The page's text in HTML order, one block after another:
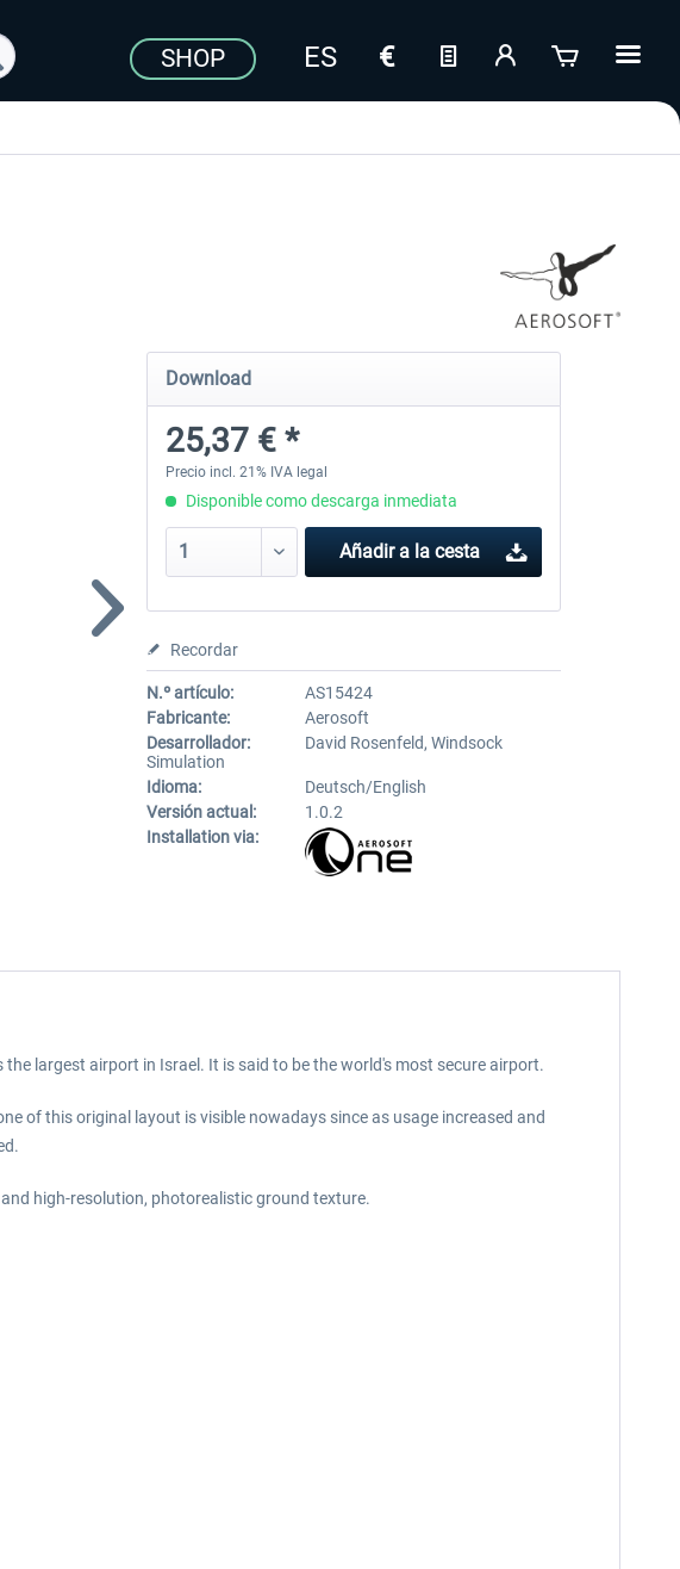
SHOP
Download
25,37 € *
Precio incl. 21% IVA legal
Disponible como descarga inmediata
Añadir a la cesta
Recordar
N.º artículo:
AS15424
Fabricante:
Aerosoft
Desarrollador:
David Rosenfeld, Windsock
Simulation
Idioma:
Deutsch/English
Versión actual:
1.0.2
Installation via:
largest airport in Israel. It is said to be the world's most secure airport.
of this original layout is visible nowadays since as usage increased and
high-resolution, photorealistic ground texture.